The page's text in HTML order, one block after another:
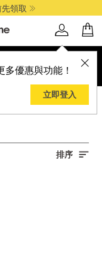
領取
優惠與功能！
立即登入
品牌選單
排序